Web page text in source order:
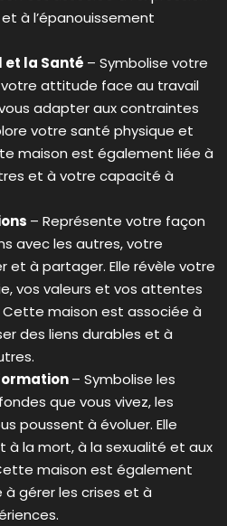
à l’épanouissement
et la Santé – Symbolise votre
attitude face au travail
adapter aux contraintes
votre santé physique et
maison est également liée à
et à votre capacité à
– Représente votre façon
avec les autres, votre
et à partager. Elle révèle votre
vos valeurs et vos attentes
maison est associée à
des liens durables et à
– Symbolise les
que vous vivez, les
poussent à évoluer. Elle
à la mort, à la sexualité et aux
maison est également
gérer les crises et à